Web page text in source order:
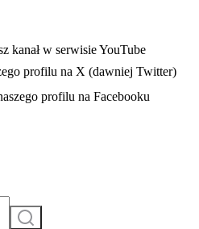
w nowej karcie
kanał w serwisie YouTube
profilu na X (dawniej Twitter)
w nowej karcieprofilu na Facebooku
Szukaj